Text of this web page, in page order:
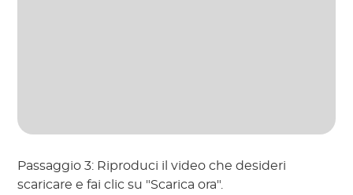
Passaggio 3: Riproduci il video che desideri
scaricare e fai clic su "Scarica ora".